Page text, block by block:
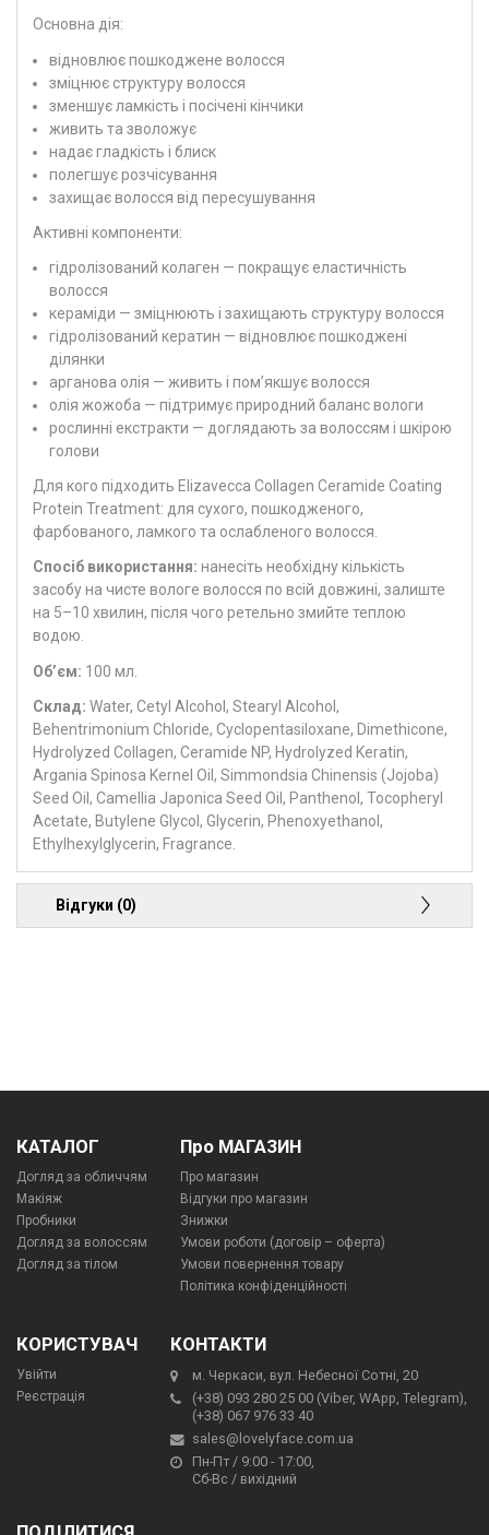
Основна дія:
відновлює пошкоджене волосся
зміцнює структуру волосся
зменшує ламкість і посічені кінчики
живить та зволожує
надає гладкість і блиск
полегшує розчісування
захищає волосся від пересушування
Активні компоненти:
гідролізований колаген — покращує еластичність
волосся
кераміди — зміцнюють і захищають структуру волосся
гідролізований кератин — відновлює пошкоджені
ділянки
арганова олія — живить і пом’якшує волосся
олія жожоба — підтримує природний баланс вологи
рослинні екстракти — доглядають за волоссям і шкірою
голови
Для кого підходить Elizavecca Collagen Ceramide Coating
Protein Treatment: для сухого, пошкодженого,
фарбованого, ламкого та ослабленого волосся.
Спосіб використання: нанесіть необхідну кількість
засобу на чисте вологе волосся по всій довжині, залиште
на 5–10 хвилин, після чого ретельно змийте теплою
водою.
Об’єм: 100 мл.
Склад: Water, Cetyl Alcohol, Stearyl Alcohol,
Behentrimonium Chloride, Cyclopentasiloxane, Dimethicone,
Hydrolyzed Collagen, Ceramide NP, Hydrolyzed Keratin,
Argania Spinosa Kernel Oil, Simmondsia Chinensis (Jojoba)
Seed Oil, Camellia Japonica Seed Oil, Panthenol, Tocopheryl
Acetate, Butylene Glycol, Glycerin, Phenoxyethanol,
Ethylhexylglycerin, Fragrance.
Відгуки (0)
КАТАЛОГ
Догляд за обличчям
Макіяж
Пробники
Догляд за волоссям
Догляд за тілом
Про МАГАЗИН
Про магазин
Відгуки про магазин
Знижки
Умови роботи (договір – оферта)
Умови повернення товару
Політика конфіденційності
КОРИСТУВАЧ
Увійти
Реєстрація
КОНТАКТИ
м. Черкаси, вул. Небесної Сотні, 20
(+38) 093 280 25 00 (Viber, WApp, Telegram),
(+38) 067 976 33 40
sales@lovelyface.com.ua
Пн-Пт / 9:00 - 17:00,
Сб-Вс / вихідний